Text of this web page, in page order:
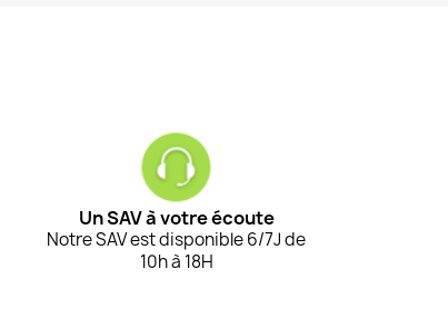
Un SAV à votre écoute
Notre SAV est disponible 6/7J de
10h à 18H